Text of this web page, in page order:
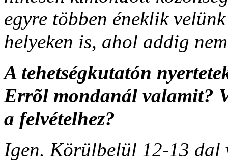
egyre többen éneklik
helyeken is, ahol addig
A tehetségkutatón
Errõl mondanál valamit?
a felvételhez?
Igen. Körülbelül 12-13 dal